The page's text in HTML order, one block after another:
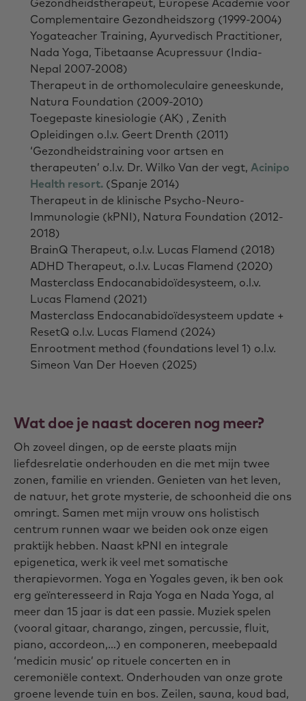
Gezondheidstherapeut, Europese Academie voor
Complementaire Gezondheidszorg (1999-2004)
Yogateacher Training, Ayurvedisch Practitioner,
Nada Yoga, Tibetaanse Acupressuur (India-
Nepal 2007-2008)
Therapeut in de orthomoleculaire geneeskunde,
Natura Foundation (2009-2010)
Toegepaste kinesiologie (AK) , Zenith
Opleidingen o.l.v. Geert Drenth (2011)
‘Gezondheidstraining voor artsen en
therapeuten’ o.l.v. Dr. Wilko Van der vegt, Acinipo
Health resort. (Spanje 2014)
Therapeut in de klinische Psycho-Neuro-
Immunologie (kPNI), Natura Foundation (2012-
2018)
BrainQ Therapeut, o.l.v. Lucas Flamend (2018)
ADHD Therapeut, o.l.v. Lucas Flamend (2020)
Masterclass Endocanabidoïdesysteem, o.l.v.
Lucas Flamend (2021)
Masterclass Endocanabidoïdesysteem update +
ResetQ o.l.v. Lucas Flamend (2024)
Enrootment method (foundations level 1) o.l.v.
Simeon Van Der Hoeven (2025)
Wat doe je naast doceren nog meer?
Oh zoveel dingen, op de eerste plaats mijn
liefdesrelatie onderhouden en die met mijn twee
zonen, familie en vrienden. Genieten van het leven,
de natuur, het grote mysterie, de schoonheid die ons
omringt. Samen met mijn vrouw ons holistisch
centrum runnen waar we beiden ook onze eigen
praktijk hebben. Naast kPNI en integrale
epigenetica, werk ik veel met somatische
therapievormen. Yoga en Yogales geven, ik ben ook
erg geïnteresseerd in Raja Yoga en Nada Yoga, al
meer dan 15 jaar is dat een passie. Muziek spelen
(vooral gitaar, charango, zingen, percussie, fluit,
piano, accordeon,…) en componeren, meebepaald
‘medicin music’ op rituele concerten en in
ceremoniële context. Onderhouden van onze grote
groene levende tuin en bos. Zeilen, sauna, koud bad,